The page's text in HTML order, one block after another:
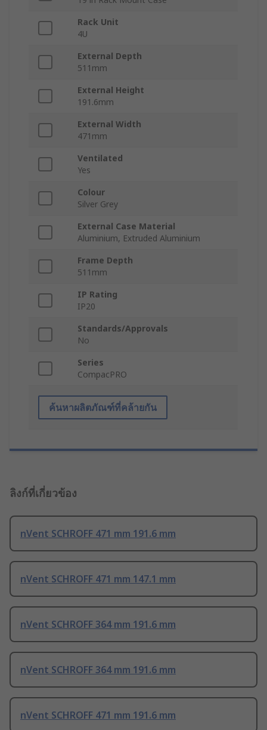
Rack Unit
4U
External Depth
511mm
External Height
191.6mm
External Width
471mm
Ventilated
Yes
Colour
Silver Grey
External Case Material
Aluminium, Extruded Aluminium
Frame Depth
511mm
IP Rating
IP20
Standards/Approvals
No
Series
CompacPRO
ค้นหาผลิตภัณฑ์ที่คล้ายกัน
ลิงก์ที่เกี่ยวข้อง
nVent SCHROFF 471 mm 191.6 mm
nVent SCHROFF 471 mm 147.1 mm
nVent SCHROFF 364 mm 191.6 mm
nVent SCHROFF 364 mm 191.6 mm
nVent SCHROFF 471 mm 191.6 mm